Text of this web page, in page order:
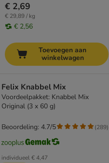
€ 2,69
€ 29,89 / kg
€ 2,56
Toevoegen aan
winkelwagen
Felix Knabbel Mix
Voordeelpakket: Knabbel Mix
Original (3 x 60 g)
individueel€ 4,47
Beoordeling: 4.7/5 (289)